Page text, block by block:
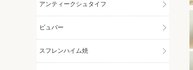
アンティークシュタイフ
ビュバー
スフレンハイム焼